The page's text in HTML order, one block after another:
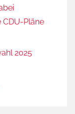
Pläne
2025